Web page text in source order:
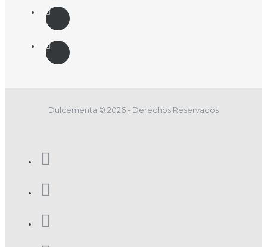
Dulcementa © 2026 - Derechos Reservados